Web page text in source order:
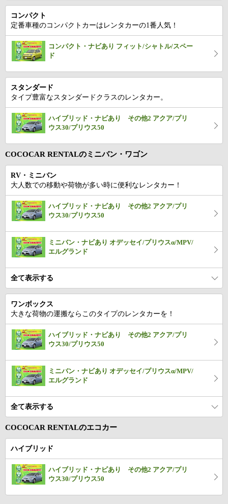
コンパクト
定番車種のコンパクトカーはレンタカーの1番人気！
コンパクト・ナビあり フィット/シャトル/スペー
ド
スタンダード
タイプ豊富なスタンダードクラスのレンタカー。
ハイブリッド・ナビあり その他2 アクア/プリ
ウス30/プリウス50
COCOCAR RENTALのミニバン・ワゴン
RV・ミニバン
大人数での移動や荷物が多い時に便利なレンタカー！
ハイブリッド・ナビあり その他2 アクア/プリ
ウス30/プリウス50
ミニバン・ナビあり オデッセイ/プリウスα/MPV/
エルグランド
全て表示する
ワンボックス
大きな荷物の運搬ならこのタイプのレンタカーを！
ハイブリッド・ナビあり その他2 アクア/プリ
ウス30/プリウス50
ミニバン・ナビあり オデッセイ/プリウスα/MPV/
エルグランド
全て表示する
COCOCAR RENTALのエコカー
ハイブリッド
ハイブリッド・ナビあり その他2 アクア/プリ
ウス30/プリウス50